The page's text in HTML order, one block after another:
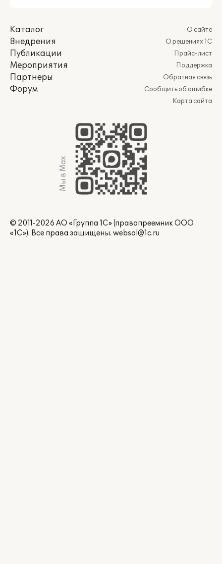
Каталог
Внедрения
Публикации
Мероприятия
Партнеры
Форум
О сайте
О решениях 1С
Прайс-лист
Поддержка
Обратная связь
Сообщить об ошибке
Карта сайта
Мы в Max
© 2011-2026 АО «Группа 1С» (правопреемник ООО
«1С»). Все права защищены. websol@1c.ru